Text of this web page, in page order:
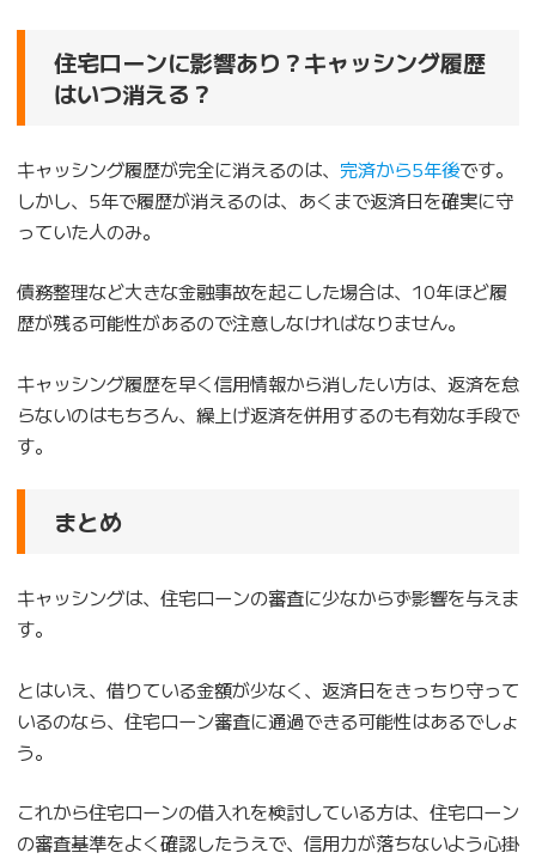
住宅ローンに影響あり？キャッシング履歴
はいつ消える？
キャッシング履歴が完全に消えるのは、 完済から5年後です。
しかし、5年で履歴が消えるのは、あくまで返済日を確実に守
っていた人のみ。
債務整理など大きな金融事故を起こした場合は、10年ほど履
歴が残る可能性があるので注意しなければなりません。
キャッシング履歴を早く信用情報から消したい方は、返済を怠
らないのはもちろん、繰上げ返済を併用するのも有効な手段で
す。
まとめ
キャッシングは、住宅ローンの審査に少なからず影響を与えま
す。
とはいえ、借りている金額が少なく、返済日をきっちり守って
いるのなら、住宅ローン審査に通過できる可能性はあるでしょ
う。
これから住宅ローンの借入れを検討している方は、住宅ローン
の審査基準をよく確認したうえで、信用力が落ちないよう心掛